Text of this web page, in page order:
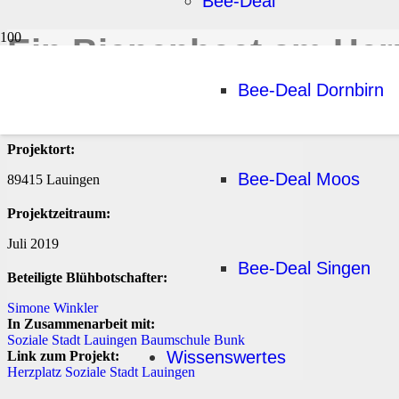
Bee-Deal Dornbirn
Bee-Deal Moos
Bee-Deal Singen
Wissenswertes
Ein Bienenbeet am
Erfolgreiche Blühbotschafteraktivitäten Allgäu Ein
Projektort:
89415 Lauingen
Projektzeitraum:
Juli 2019
Beteiligte Blühbotschafter:
Simone Winkler
In Zusammenarbeit mit:
Soziale Stadt Lauingen Baumschule Bunk
Link zum Projekt:
Herzplatz Soziale Stadt Lauingen